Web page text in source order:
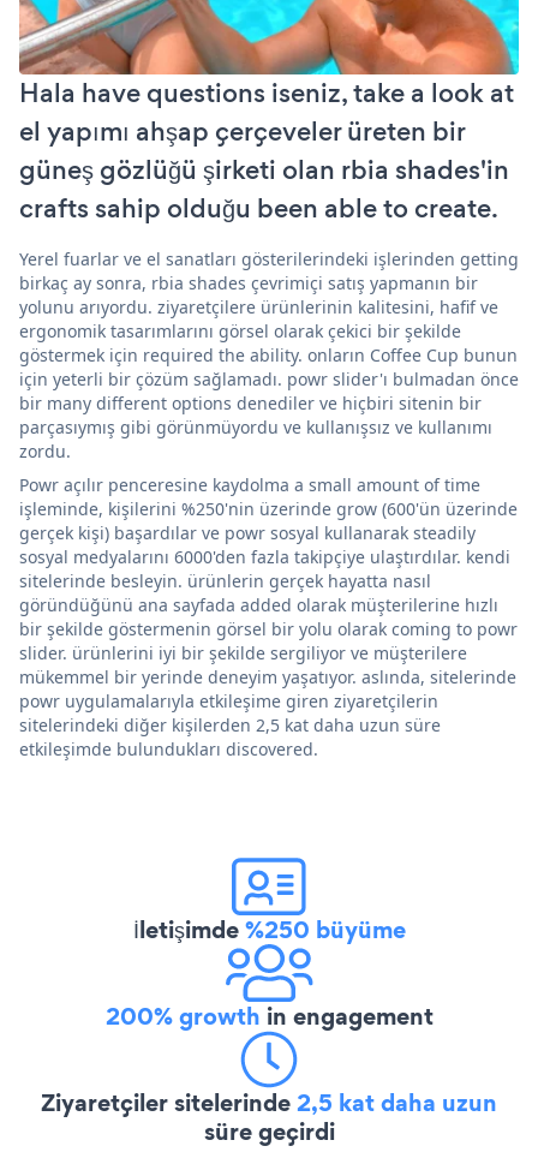
Hala have questions iseniz, take a look at
el yapımı ahşap çerçeveler üreten bir
güneş gözlüğü şirketi olan rbia shades'in
crafts sahip olduğu been able to create.
Yerel fuarlar ve el sanatları gösterilerindeki işlerinden getting
birkaç ay sonra, rbia shades çevrimiçi satış yapmanın bir
yolunu arıyordu. ziyaretçilere ürünlerinin kalitesini, hafif ve
ergonomik tasarımlarını görsel olarak çekici bir şekilde
göstermek için required the ability. onların Coffee Cup bunun
için yeterli bir çözüm sağlamadı. powr slider'ı bulmadan önce
bir many different options denediler ve hiçbiri sitenin bir
parçasıymış gibi görünmüyordu ve kullanışsız ve kullanımı
zordu.
Powr açılır penceresine kaydolma a small amount of time
işleminde, kişilerini %250'nin üzerinde grow (600'ün üzerinde
gerçek kişi) başardılar ve powr sosyal kullanarak steadily
sosyal medyalarını 6000'den fazla takipçiye ulaştırdılar. kendi
sitelerinde besleyin. ürünlerin gerçek hayatta nasıl
göründüğünü ana sayfada added olarak müşterilerine hızlı
bir şekilde göstermenin görsel bir yolu olarak coming to powr
slider. ürünlerini iyi bir şekilde sergiliyor ve müşterilere
mükemmel bir yerinde deneyim yaşatıyor. aslında, sitelerinde
powr uygulamalarıyla etkileşime giren ziyaretçilerin
sitelerindeki diğer kişilerden 2,5 kat daha uzun süre
etkileşimde bulundukları discovered.
İletişimde%250 büyüme
200% growth in engagement
Ziyaretçiler sitelerinde2,5 kat daha uzun
süre geçirdi